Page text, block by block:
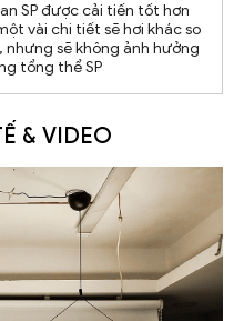
SP được cải tiến tốt hơn
vài chi tiết sẽ hơi khác so
nhưng sẽ không ảnh hưởng
tổng thể SP
& VIDEO